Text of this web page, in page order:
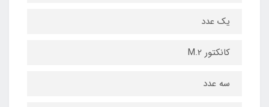
یک عدد
کانکتور M.2
سه عدد